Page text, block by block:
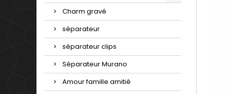
Charm gravé
séparateur
séparateur clips
Séparateur Murano
Amour famille amitié